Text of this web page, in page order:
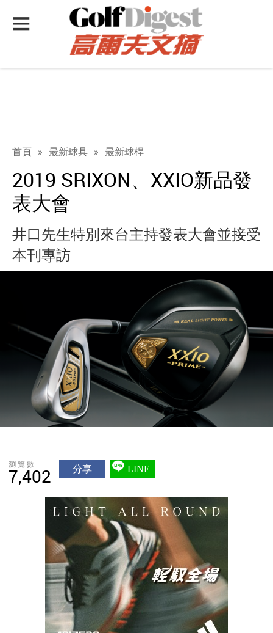
首頁 » 最新球具 » 最新球桿
2019 SRIXON、XXIO新品發
表大會
井口先生特別來台主持發表大會並接受
本刊專訪
瀏覽數
7,402 分享 LINE